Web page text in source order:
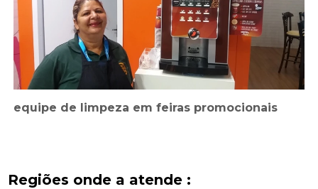
equipe de limpeza em feiras promocionais
Regiões onde a atende :